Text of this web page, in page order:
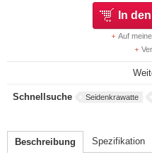
In
Auf
Schnellsuche Seidenkrawatte
Beschreibung Spezifikation